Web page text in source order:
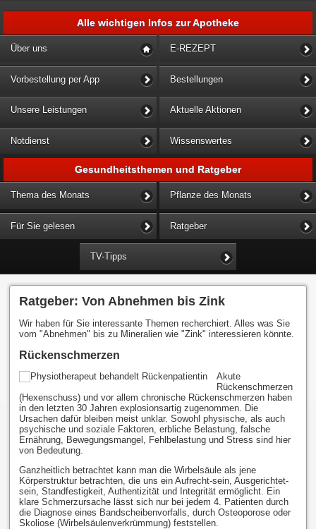
Alle wichtigen Infos zur Apotheke
Über uns E-REZEPT
Vorbestellung per App Bestellungen
Unsere Leistungen Aktuelle Aktionen
Notdienst Wissenswertes
Gesundheitsthemen und Ratgeber
Thema des Monats Pflanze des Monats
Für Sie gelesen Ratgeber
TV-Tipps
Ratgeber: Von Abnehmen bis Zink
Wir haben für Sie interessante Themen recherchiert. Alles was Sie
vom "Abnehmen" bis zu Mineralien wie "Zink" interessieren könnte.
Rückenschmerzen
Akute
Rückenschmerzen
(Hexenschuss) und vor allem chronische Rückenschmerzen haben
in den letzten 30 Jahren explosionsartig zugenommen. Die
Ursachen dafür bleiben meist unklar. Sowohl physische, als auch
psychische und soziale Faktoren, erbliche Belastung, falsche
Ernährung, Bewegungsmangel, Fehlbelastung und Stress sind hier
von Bedeutung.
Ganzheitlich betrachtet kann man die Wirbelsäule als jene
Körperstruktur betrachten, die uns ein Aufrecht-sein, Ausgerichtet-
sein, Standfestigkeit, Authentizität und Integrität ermöglicht. Ein
klare Schmerzursache lässt sich nur bei jedem 4. Patienten durch
die Diagnose eines Bandscheibenvorfalls, durch Osteoporose oder
Skoliose (Wirbelsäulenverkrümmung) feststellen.